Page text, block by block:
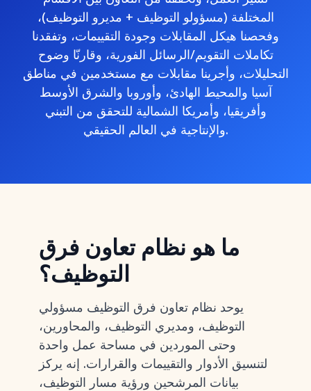
المختلفة (مسؤولو التوظيف + مديرو التوظيف)،
وفحصنا هيكل المقابلات وجودة التقييمات، وتفقدنا
تكاملات التقويم/الرسائل الفورية، وقارنّا وضوح
التحليلات، وأجرينا مقابلات مع مستخدمين في مناطق
آسيا والمحيط الهادئ، وأوروبا والشرق الأوسط
وأفريقيا، وأمريكا الشمالية للتحقق من التبني
والإنتاجية في العالم الحقيقي.
ما هو نظام تعاون فرق
التوظيف؟
يوحد نظام تعاون فرق التوظيف مسؤولي
التوظيف، ومديري التوظيف، والمحاورين،
وحتى الموردين في مساحة عمل واحدة
لتنسيق الأدوار والتقييمات والقرارات. إنه يركز
بيانات المرشحين ورؤية مسار التوظيف،